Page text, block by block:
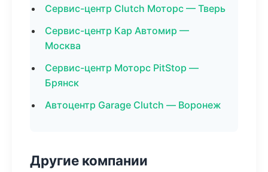
Сервис-центр Clutch Моторс — Тверь
Сервис-центр Кар Автомир —
Москва
Сервис-центр Моторс PitStop —
Брянск
Автоцентр Garage Clutch — Воронеж
Другие компании